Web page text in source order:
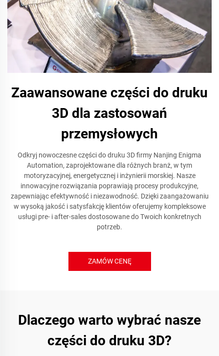
Zaawansowane części do druku
3D dla zastosowań
przemysłowych
Odkryj nowoczesne części do druku 3D firmy Nanjing Enigma
Automation, zaprojektowane dla różnych branż, w tym
motoryzacyjnej, energetycznej i inżynierii morskiej. Nasze
innowacyjne rozwiązania poprawiają procesy produkcyjne,
zapewniając efektywność i niezawodność. Dzięki zaangażowaniu
w wysoką jakość i satysfakcję klientów oferujemy kompleksowe
usługi pre- i after-sales dostosowane do Twoich konkretnych
potrzeb.
ZAMÓW CENĘ
Dlaczego warto wybrać nasze
części do druku 3D?